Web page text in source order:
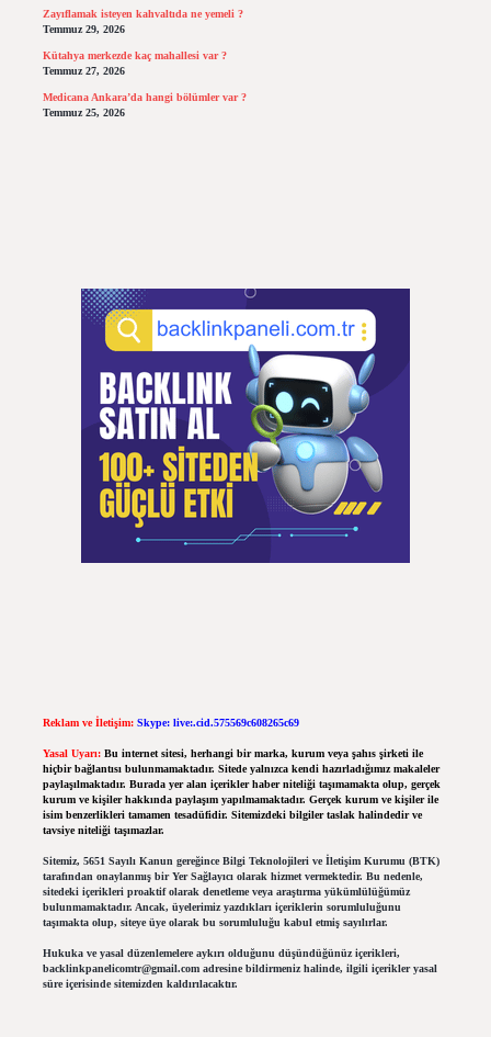
Zayıflamak isteyen kahvaltıda ne yemeli ?
Temmuz 29, 2026
Kütahya merkezde kaç mahallesi var ?
Temmuz 27, 2026
Medicana Ankara’da hangi bölümler var ?
Temmuz 25, 2026
Reklam ve İletişim: Skype: live:.cid.575569c608265c69
Yasal Uyarı: Bu internet sitesi, herhangi bir marka, kurum veya şahıs şirketi ile
hiçbir bağlantısı bulunmamaktadır. Sitede yalnızca kendi hazırladığımız makaleler
paylaşılmaktadır. Burada yer alan içerikler haber niteliği taşımamakta olup, gerçek
kurum ve kişiler hakkında paylaşım yapılmamaktadır. Gerçek kurum ve kişiler ile
isim benzerlikleri tamamen tesadüfidir. Sitemizdeki bilgiler taslak halindedir ve
tavsiye niteliği taşımazlar.
Sitemiz, 5651 Sayılı Kanun gereğince Bilgi Teknolojileri ve İletişim Kurumu (BTK)
tarafından onaylanmış bir Yer Sağlayıcı olarak hizmet vermektedir. Bu nedenle,
sitedeki içerikleri proaktif olarak denetleme veya araştırma yükümlülüğümüz
bulunmamaktadır. Ancak, üyelerimiz yazdıkları içeriklerin sorumluluğunu
taşımakta olup, siteye üye olarak bu sorumluluğu kabul etmiş sayılırlar.
Hukuka ve yasal düzenlemelere aykırı olduğunu düşündüğünüz içerikleri,
backlinkpanelicomtr@gmail.comadresine bildirmeniz halinde, ilgili içerikler yasal
süre içerisinde sitemizden kaldırılacaktır.